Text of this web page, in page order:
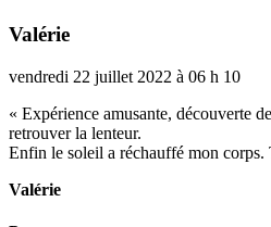
Valérie
vendredi 22 juillet 2022 à 06 h 10
« Expérience amu­sante, décou­verte
retrou­ver la len­teur.
Enfin le soleil a réchauffé mon corps.
Valérie